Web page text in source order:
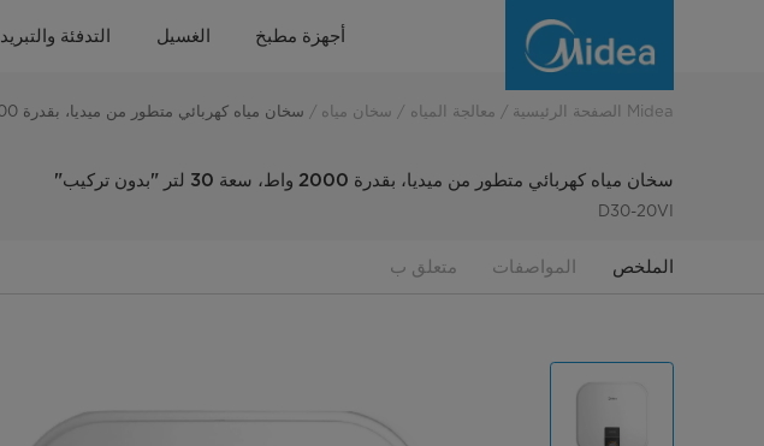
2000W
Electric
أجهزة مطبخ الغسيل التدفئة والتبريد
Midea الصفحة الرئيسية معالجة المياه سخان مياه سخان مياه كهربائي متطور من ميديا، بقدرة 2000 واط، سعة 30 لتر "بدون تركيب"
سخان مياه كهربائي متطور من ميديا، بقدرة 2000 واط، سعة 30 لتر "بدون تركيب"
D30-20VI
الملخص المواصفات متعلق ب